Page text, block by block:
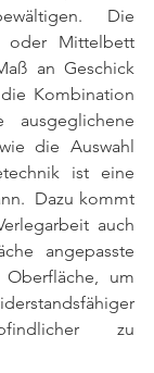
Die
oder Mittelbett
an Geschick
Kombination
die Auswahl
ist eine
Dazu kommt
auch
angepasste
um
zu